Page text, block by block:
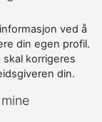
ved å
din egen profil.
skal korrigeres
din.